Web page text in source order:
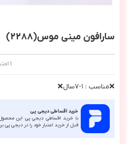
سارافون مینی موس(2288)
1 امتیاز از 1 نظر
❌مناسب : ١-٧سال❌
خرید اقساطی دیجی پی
با خرید اقساطی دیجی پی این محصول
قبل از خرید اعتبار خود را در دیجی پی